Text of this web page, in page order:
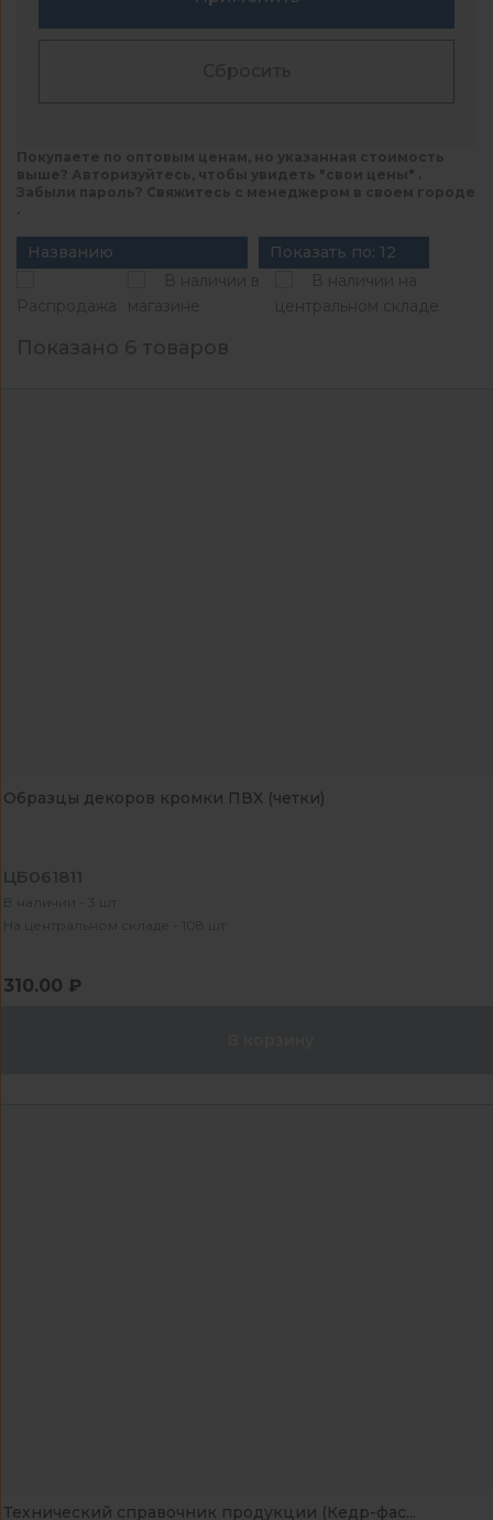
Покупаете по оптовым ценам, но указанная стоимость
выше? Авторизуйтесь, чтобы увидеть "свои цены" .
Забыли пароль? Свяжитесь с менеджером в своем городе
Названию Показать по: 12
Распродажа
В наличии в
магазине
В наличии на
центральном складе
Показано 6 товаров
Образцы декоров кромки ПВХ (четки)
ЦБ061811
В наличии - 3 шт
На центральном складе - 108 шт
310.00 ₽
Технический справочник продукции (Кедр-фас...